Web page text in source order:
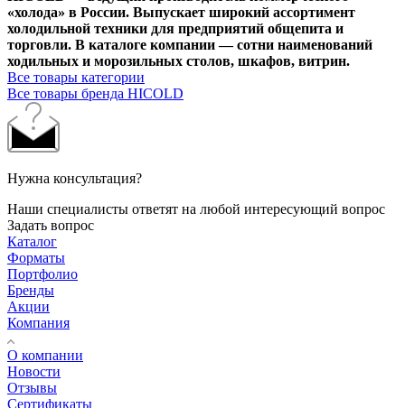
«холода» в России. Выпускает широкий ассортимент
холодильной техники для предприятий общепита и
торговли. В каталоге компании — сотни наименований
ходильных и морозильных столов, шкафов, витрин.
Все товары категории
Все товары бренда HICOLD
Нужна консультация?
Наши специалисты ответят на любой интересующий вопрос
Задать вопрос
Каталог
Форматы
Портфолио
Бренды
Акции
Компания
О компании
Новости
Отзывы
Сертификаты